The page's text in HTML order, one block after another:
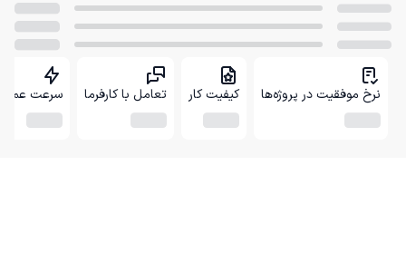
نرخ موفقیت در پروژه‌ها کیفیت کار تعامل با کارفرما سرعت عمل